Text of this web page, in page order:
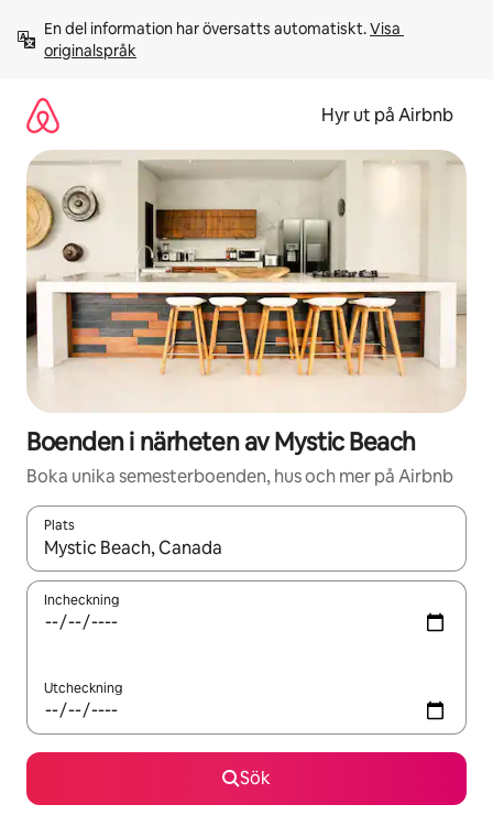
innehåll
En del information har översatts automatiskt. Visa
originalspråk
Hyr ut på Airbnb
Boenden i närheten av Mystic Beach
Boka unika semesterboenden, hus och mer på Airbnb
Plats
När resultaten är tillgängliga kan du navigera med upp- och
Incheckning
Utcheckning
Sök